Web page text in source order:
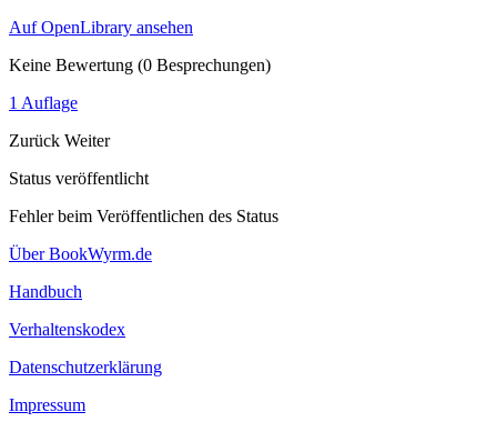
Auf OpenLibrary ansehen
Keine Bewertung (0 Besprechungen)
1 Auflage
Zurück Weiter
Status veröffentlicht
Fehler beim Veröffentlichen des Status
Über BookWyrm.de
Handbuch
Verhaltenskodex
Datenschutzerklärung
Impressum